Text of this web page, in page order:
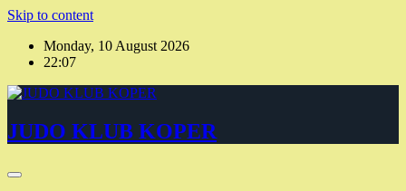
Skip to content
Monday, 10 August 2026
22:07
JUDO KLUB KOPER